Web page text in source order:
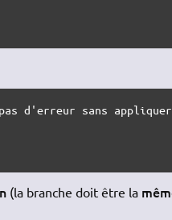
d'erreur sans
(la branche doit être la